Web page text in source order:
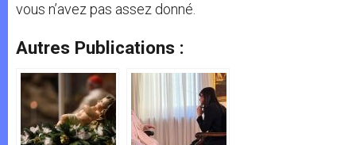
vous n’avez pas assez donné.
Autres Publications :